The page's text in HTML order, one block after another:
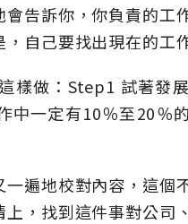
告訴你，你負責的工
自己要找出現在的工
樣做：Step1 試著發
中一定有10％至20％
遍地校對內容，這個
，找到這件事對公司